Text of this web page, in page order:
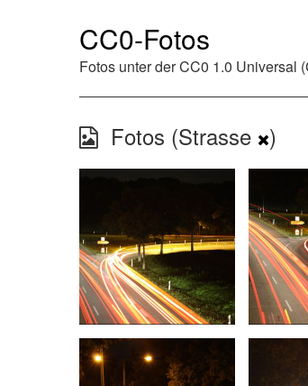
CC0-Fotos
Fotos unter derCC0 1.0 Universal
Fotos (Strasse )